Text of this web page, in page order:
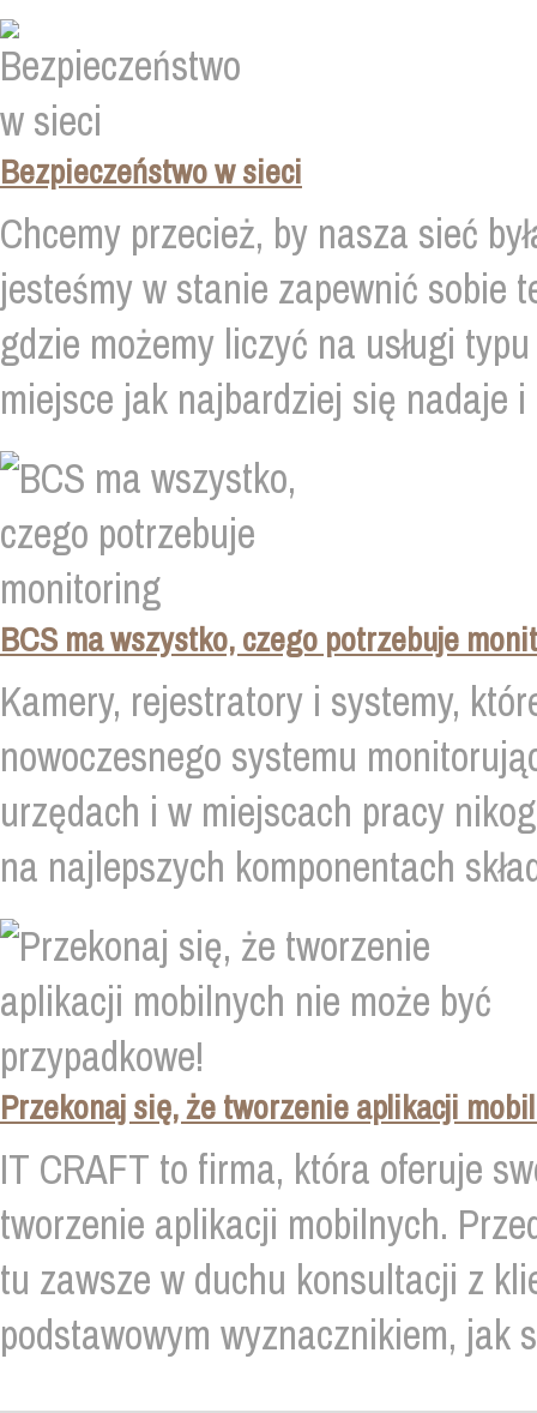
Bezpieczeństwo w sieci
Chcemy przecież, by nasza sieć
jesteśmy w stanie zapewnić sobie
gdzie możemy liczyć na usługi
miejsce jak najbardziej się nadaje
BCS ma wszystko, czego potrzebuje
Kamery, rejestratory i systemy,
nowoczesnego systemu
urzędach i w miejscach pracy
na najlepszych komponentach
Przekonaj się, że tworzenie aplikacji
IT CRAFT to firma, która oferuje
tworzenie aplikacji mobilnych.
tu zawsze w duchu konsultacji z
podstawowym wyznacznikiem, jak